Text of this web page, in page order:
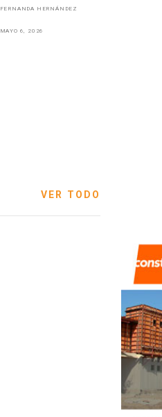
FERNANDA HERNÁNDEZ
MAYO 6, 2026
VER TODO